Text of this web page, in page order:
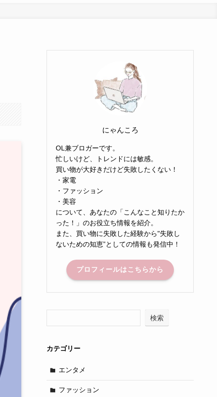
にゃんころ
OL兼ブロガーです。
忙しいけど、トレンドには敏感。
買い物が大好きだけど失敗したくない！
・家電
・ファッション
・美容
について、あなたの「こんなこと知りたか
った！」のお役立ち情報を紹介。
また、買い物に失敗した経験から"失敗し
ないための知恵”としての情報も発信中！
プロフィールはこちらから
検索
カテゴリー
エンタメ
ファッション